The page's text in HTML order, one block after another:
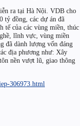
ra tại Hà Nội. VDB cho
tỷ đồng, các dự án đã
tế của các vùng miền, thúc
lĩnh vực, vùng miền
đã dành lượng vốn đáng
địa phương như: Xây
nền vượt lũ, giao thông
306973.html